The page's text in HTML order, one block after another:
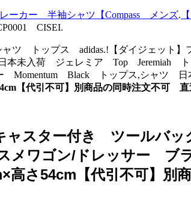
カー 半袖シャツ【Compass メンズ.
CISEI.
トップス adidas.!【ダイジェット】
未入荷 ジェレミア Top Jeremiah ト
Momentum Black トップス,シャツ
【代引不可】別商品の同時注文不可
ャスター付き ツールバッ
メワゴン/ドレッサー ブ
高さ54cm【代引不可】